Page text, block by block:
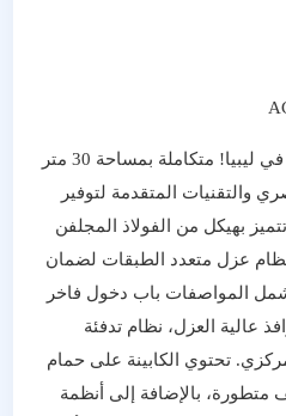
كبسولة فندقية فاخرة و ذكية في ليبيا! متكاملة بمساحة 30 متر
والتقنيات المتقدمة لتوفير
بهيكل من الفولاذ المجلفن
نظام عزل متعدد الطبقات لضمان
تشمل المواصفات باب دخول فاخر
عالية العزل، نظام تدفئة
تحتوي الكابينة على حمام
متطورة، بالإضافة إلى أنظمة